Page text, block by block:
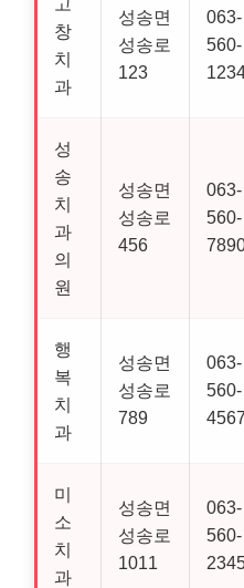
창
치
과
성송면
성송로
123
063-
560-
성
송
치
과
의
원
성송면
성송로
456
063-
560-
행
복
치
과
성송면
성송로
789
063-
560-
4567
미
소
치
과
성송면
성송로
1011
063-
560-